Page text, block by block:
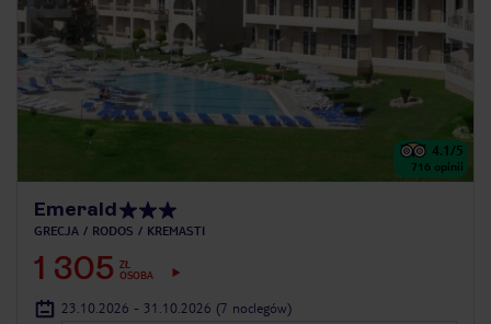
4.1/5
716 opinii
Emerald
GRECJA RODOS KREMASTI
1 305 ZŁ
OSOBA
23.10.2026 - 31.10.2026 (7 noclegów)